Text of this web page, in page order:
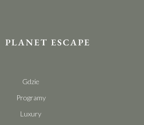
Gdzie
Programy
Luxury